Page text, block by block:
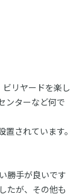
リヤードを楽し
ンターなど何で
されています。
勝手が良いです
たが、その他も